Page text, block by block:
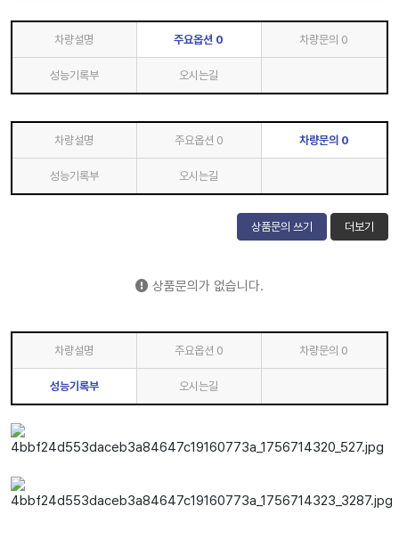
차량설명 주요옵션 0 차량문의 0
성능기록부 오시는길
차량설명 주요옵션 0 차량문의 0
성능기록부 오시는길
상품문의 쓰기 더보기
상품문의가 없습니다.
차량설명 주요옵션 0 차량문의 0
성능기록부 오시는길